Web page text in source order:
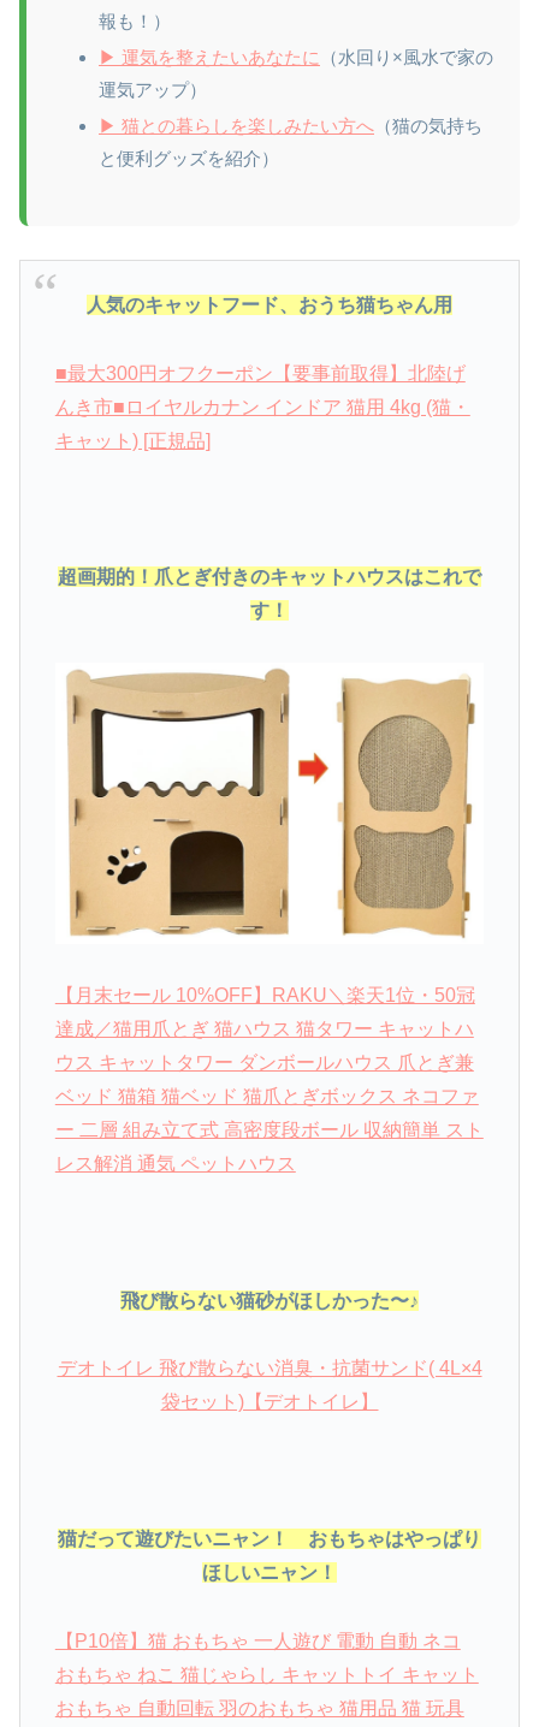
報も！）
▶ 運気を整えたいあなたに
（水回り×風水で家の
運気アップ）
▶ 猫との暮らしを楽しみたい方へ （猫の気持ち
と便利グッズを紹介）
人気のキャットフード、おうち猫ちゃん用
■最大300円オフクーポン【要事前取得】北陸げ
んき市■ロイヤルカナン インドア 猫用 4kg (猫・
キャット) [正規品]
超画期的！爪とぎ付きのキャットハウスはこれで
す！
【月末セール 10%OFF】RAKU＼楽天1位・50冠
達成／猫用爪とぎ 猫ハウス 猫タワー キャットハ
ウス キャットタワー ダンボールハウス 爪とぎ兼
ベッド 猫箱 猫ベッド 猫爪とぎボックス ネコファ
ー 二層 組み立て式 高密度段ボール 収納簡単 スト
レス解消 通気 ペットハウス
飛び散らない猫砂がほしかった〜♪
デオトイレ 飛び散らない消臭・抗菌サンド( 4L×4
袋セット)【デオトイレ】
猫だって遊びたいニャン！ おもちゃはやっぱり
ほしいニャン！
【P10倍】猫 おもちゃ 一人遊び 電動 自動 ネコ
おもちゃ ねこ 猫じゃらし キャットトイ キャット
おもちゃ 自動回転 羽のおもちゃ 猫用品 猫 玩具